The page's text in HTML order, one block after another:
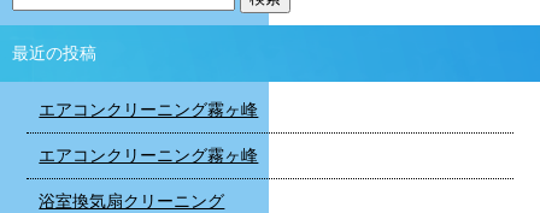
最近の投稿
エアコンクリーニング霧ヶ峰
エアコンクリーニング霧ヶ峰
浴室換気扇クリーニング